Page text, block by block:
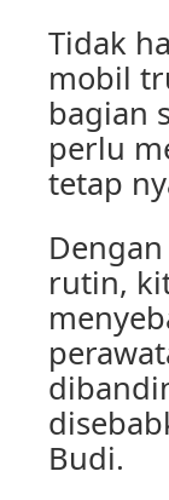
Tidak
mobil
bagian
perlu
tetap
rutin,
Budi.